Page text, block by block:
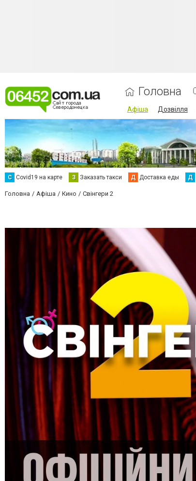
Головна
Афіша Дозвілля
С Сovid19 на карте З Заказать такси Д Доставка еды Д
Головна Афіша Кино Свінгери 2